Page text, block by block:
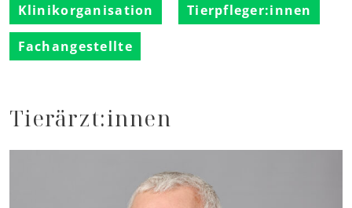
Klinikorganisation Tierpfleger:innen
Fachangestellte
Tierärzt:innen